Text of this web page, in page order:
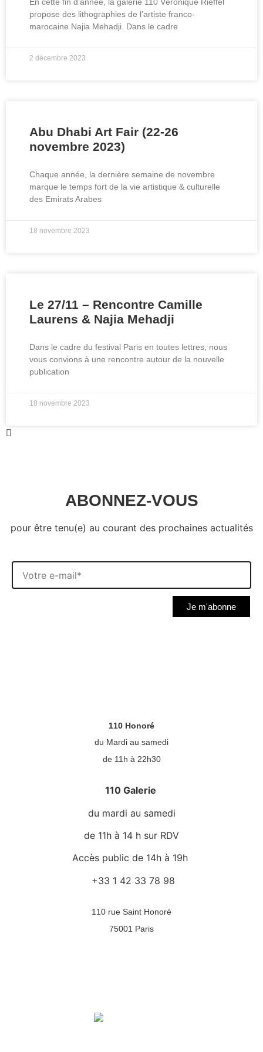
propose des lithographies de l’artiste franco-
marocaine Najia Mehadji. Dans le cadre
2 décembre 2023
Abu Dhabi Art Fair (22-26
novembre 2023)
Chaque année, la dernière semaine de novembre
marque le temps fort de la vie artistique & culturelle
des Emirats Arabes
18 novembre 2023
Le 27/11 – Rencontre Camille
Laurens & Najia Mehadji
Dans le cadre du festival Paris en toutes lettres, nous
vous convions à une rencontre autour de la nouvelle
publication
18 novembre 2023
ABONNEZ-VOUS
pour être tenu(e) au courant des prochaines actualités
Je m'abonne
110 Honoré
du Mardi au samedi
de 11h à 22h30
110 Galerie
du mardi au samedi
de 11h à 14 h sur RDV
Accès public de 14h à 19h
+33 1 42 33 78 98
110 rue Saint Honoré
75001 Paris